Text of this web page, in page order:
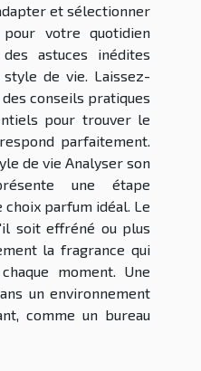
et sélectionner
votre quotidien
astuces inédites
de vie. Laissez-
conseils pratiques
pour trouver le
parfaitement.
de vie Analyser son
une étape
parfum idéal. Le
soit effréné ou plus
la fragrance qui
moment. Une
un environnement
comme un bureau